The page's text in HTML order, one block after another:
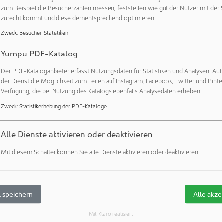
Der Vorgang der Konnektion kann dabei im
keine zusätzliche Technologie zur Sicherstellung der
Flow). Mittels Konnektoren und Klammern aus
separaten Flüssigkeitswegen hergestellt.
gängigen Rohr- und Schlauchdimensionen geeignet und
Die mechanische Stabilität, Druckbelastungstoleranz und
sind hoch. Die Bestandteile können gereinigt und
besonders umweltfreundlich. Eine hohe
in sämtlichen Bereichen gegeben –von Upstream-
ZETAs Forschungs-Bioreaktor
dem steirischen Biotechnologie-Unternehmen Bisy
ausgestatteten 50L Bioreaktor, der für interne
Innovationen auf Prozess-, Simulations-, Automations- und
mit Universitäten und Industriepartnern, wie auch
am "ZETA BIRE System" abgewickelt werden. Als
zum Beispiel die Besucherzahlen messen, feststellen wie gut der Nutzer mit der
zurecht kommt und diese dementsprechend optimieren.
Zweck: Besucher-Statistiken
Yumpu PDF-Katalog
Der PDF-Kataloganbieter erfasst Nutzungsdaten für Statistiken und Analysen.
der Dienst die Möglichkeit zum Teilen auf Instagram, Facebook, Twitter und
Verfügung, die bei Nutzung des Katalogs ebenfalls Analysedaten erheben.
Zweck: Statistikerhebung der PDF-Kataloge
Alle Dienste aktivieren oder deaktivieren
Mit diesem Schalter können Sie alle Dienste aktivieren oder deaktivieren.
speichern Alle
Mit Klaro realisiert